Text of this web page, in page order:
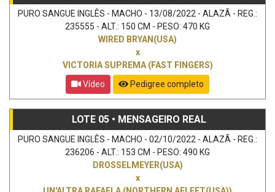
PURO SANGUE INGLÊS - MACHO - 13/08/2022 - ALAZÃ - REG.:
235555 - ALT.: 150 CM - PESO: 470 KG
WIRED BRYAN(USA)
x
VICTORIA SUPREMA (FAST FINGERS)
Vídeo
Pedigree completo
LOTE 05 • MENSAGEIRO REAL
PURO SANGUE INGLÊS - MACHO - 02/10/2022 - ALAZÃ - REG.:
236206 - ALT.: 153 CM - PESO: 490 KG
DROSSELMEYER(USA)
x